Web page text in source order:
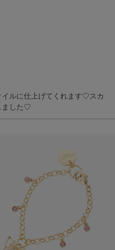
ルに仕上げてくれます♡スカ
ました♡